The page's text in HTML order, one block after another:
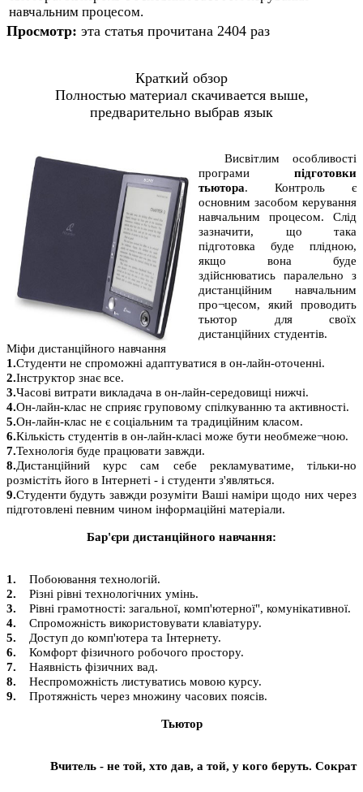
навчальним процесом.
Просмотр: эта статья прочитана 2404 раз
Краткий обзор
Полностью материал скачивается выше,
предварительно выбрав язык
Висвітлим особливості
програми підготовки
тьютора. Контроль є
основним засобом керування
навчальним процесом. Слід
зазначити, що така
підготовка буде плідною,
якщо вона буде
здійснюватись паралельно з
дистанційним навчальним
про¬цесом, який проводить
тьютор для своїх
дистанційних студентів.
Міфи дистанційного навчання
1.Студенти не спроможні адаптуватися в он-лайн-оточенні.
2.Інструктор знає все.
3.Часові витрати викладача в он-лайн-середовищі нижчі.
4.Он-лайн-клас не сприяє груповому спілкуванню та активності.
5.Он-лайн-клас не є соціальним та традиційним класом.
6.Кількість студентів в он-лайн-класі може бути необмеже¬ною.
7.Технологія буде працювати завжди.
8.Дистанційний курс сам себе рекламуватиме, тільки-но
розмістіть його в Інтернеті - і студенти з'являться.
9.Студенти будуть завжди розуміти Ваші наміри щодо них через
підготовлені певним чином інформаційні матеріали.
Бар'єри дистанційного навчання:
1. Побоювання технологій.
2. Різні рівні технологічних умінь.
3. Рівні грамотності: загальної, комп'ютерної", комунікативної.
4. Спроможність використовувати клавіатуру.
5. Доступ до комп'ютера та Інтернету.
6. Комфорт фізичного робочого простору.
7. Наявність фізичних вад.
8. Неспроможність листуватись мовою курсу.
9. Протяжність через множину часових поясів.
Тьютор
Вчитель - не той, хто дав, а той, у кого беруть. Сократ